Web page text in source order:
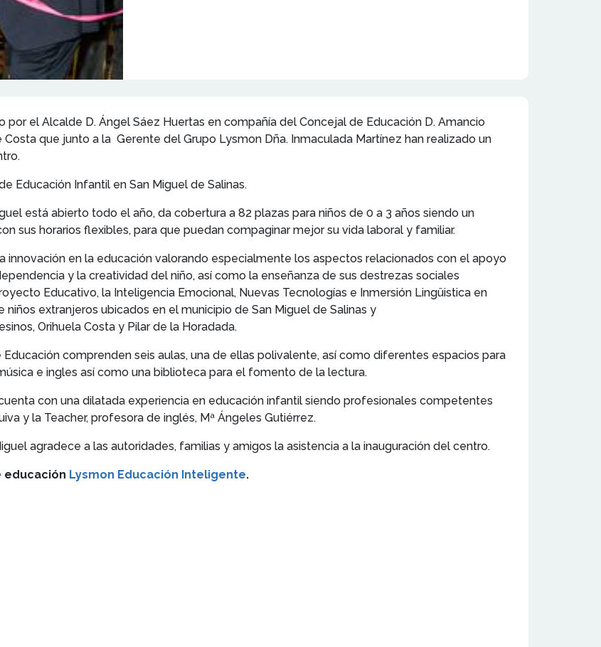
por el Alcalde D. Ángel Sáez Huertas en compañía del Concejal de Educación D. Amancio
que junto a la Gerente del Grupo Lysmon Dña. Inmaculada Martínez han realizado un
Educación Infantil en San Miguel de Salinas.
está abierto todo el año, da cobertura a 82 plazas para niños de 0 a 3 años siendo un
sus horarios flexibles, para que puedan compaginar mejor su vida laboral y familiar.
en la educación valorando especialmente los aspectos relacionados con el apoyo
y la creatividad del niño, así como la enseñanza de sus destrezas sociales
Educativo, la Inteligencia Emocional, Nuevas Tecnologías e Inmersión Lingüistica en
niños extranjeros ubicados en el municipio de San Miguel de Salinas y
Orihuela Costa y Pilar de la Horadada.
comprenden seis aulas, una de ellas polivalente, así como diferentes espacios para
e ingles así como una biblioteca para el fomento de la lectura.
con una dilatada experiencia en educación infantil siendo profesionales competentes
y la Teacher, profesora de inglés, Mª Ángeles Gutiérrez.
agradece a las autoridades, familias y amigos la asistencia a la inauguración del centro.
educación Lysmon Educación Inteligente.